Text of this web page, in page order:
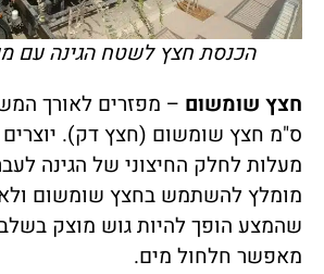
הכנסת חצץ לשטח הגינה עם
חצץ שומשום
מעלות לחלק החיצוני של הגינה
מומלץ להשתמש בחצץ שומשום ולא
שהמצע הופך להיות גוש מוצק
מאפשר חלחול מים.